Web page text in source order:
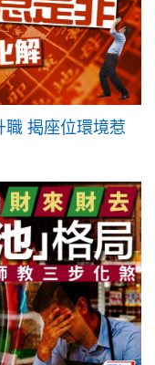
職 揭座位環境惹